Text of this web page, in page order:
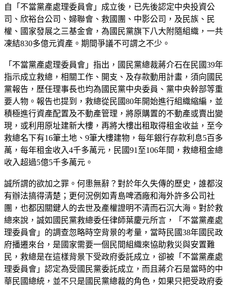
自「不當黨產處理委員會」成立後，已先後認定中央投資公
司、欣裕台公司、婦聯會、救國團、中影公司，及民族、民
權、國家發展之三基金會，為國民黨旗下八大附隨組織，一共
凍結830多億元資產。期間爭議不可謂之不少。
「不當黨產處理委員會」指出，國民黨總裁蔣介石在民國39年
指示成立救總，相關工作、開支、及存款動用計畫，須向國民
黨報告，歷任理事長也均為國民黨中央委員、黨中央幹部等重
要人物。報告也提到，救總從民國80年開始進行組織縮編，並
積極進行資產配置及不動產管理，將原購置的不動產或賣出變
現，或利用原址建新大樓，再將大樓出租取得租金收益，至今
救總名下有16筆土地、9筆大樓建物，每年銀行存款利息5百多
萬，每年租金收入4千多萬元，民國91至106年間，救總租金總
收入超過5億5千多萬元。
誠所謂的欲加之罪。何患無辭？對於年久失傳的歷史，誰都沒
有辦法搞得清楚；更何況例如青島啤酒廠和海外許多公司社
團，也都因關鍵人的去世及產權證明不清而石沉大海。對於救
總來說，誠如國民黨救總委任律師葉慶元所言，「不當黨產處
理委員會」的調查忽略時空背景的考量，當時民國38年國民政
府播遷來台，是國家需要一個民間組織來協助救災與安置難
民，救總是在這樣背景下受政府委託成立，卻被「不當黨產處
理委員會」認定為受國民黨委託成立，而且蔣介石是當時的中
華民國總統，並不只是國民黨總裁的角色，如果只把受政府委